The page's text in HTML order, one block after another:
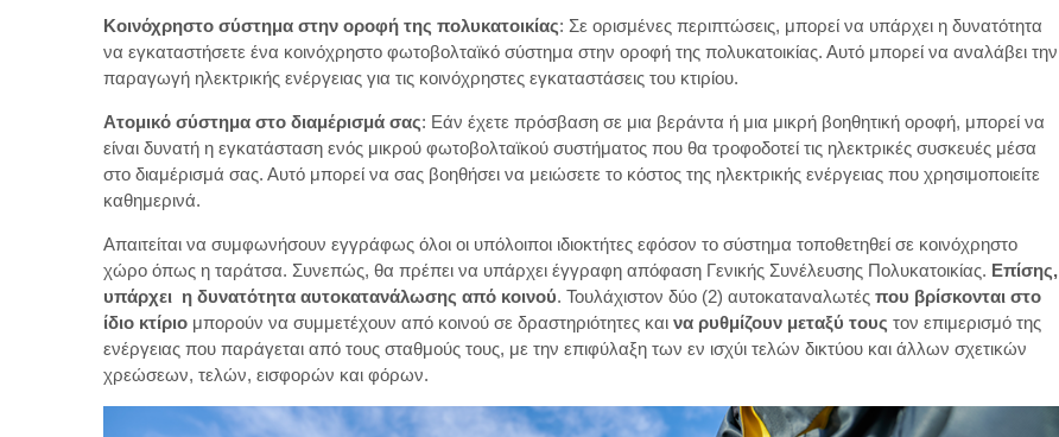
Κοινόχρηστο σύστημα στην οροφή της πολυκατοικίας: Σε ορισμένες περιπτώσεις, μπορεί να υπάρχει η δυνατότητα
να εγκαταστήσετε ένα κοινόχρηστο φωτοβολταϊκό σύστημα στην οροφή της πολυκατοικίας. Αυτό μπορεί να αναλάβει την
παραγωγή ηλεκτρικής ενέργειας για τις κοινόχρηστες εγκαταστάσεις του κτιρίου.
Ατομικό σύστημα στο διαμέρισμά σας: Εάν έχετε πρόσβαση σε μια βεράντα ή μια μικρή βοηθητική οροφή, μπορεί να
είναι δυνατή η εγκατάσταση ενός μικρού φωτοβολταϊκού συστήματος που θα τροφοδοτεί τις ηλεκτρικές συσκευές μέσα
στο διαμέρισμά σας. Αυτό μπορεί να σας βοηθήσει να μειώσετε το κόστος της ηλεκτρικής ενέργειας που χρησιμοποιείτε
καθημερινά.
Απαιτείται να συμφωνήσουν εγγράφως όλοι οι υπόλοιποι ιδιοκτήτες εφόσον το σύστημα τοποθετηθεί σε κοινόχρηστο
χώρο όπως η ταράτσα. Συνεπώς, θα πρέπει να υπάρχει έγγραφη απόφαση Γενικής Συνέλευσης Πολυκατοικίας. Επίσης,
υπάρχει η δυνατότητα αυτοκατανάλωσης από κοινού. Τουλάχιστον δύο (2) αυτοκαταναλωτές που βρίσκονται στο
ίδιο κτίριο μπορούν να συμμετέχουν από κοινού σε δραστηριότητες και να ρυθμίζουν μεταξύ τους τον επιμερισμό της
ενέργειας που παράγεται από τους σταθμούς τους, με την επιφύλαξη των εν ισχύι τελών δικτύου και άλλων σχετικών
χρεώσεων, τελών, εισφορών και φόρων.